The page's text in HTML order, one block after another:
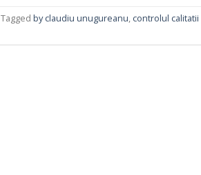
Tagged by claudiu unugureanu, controlul